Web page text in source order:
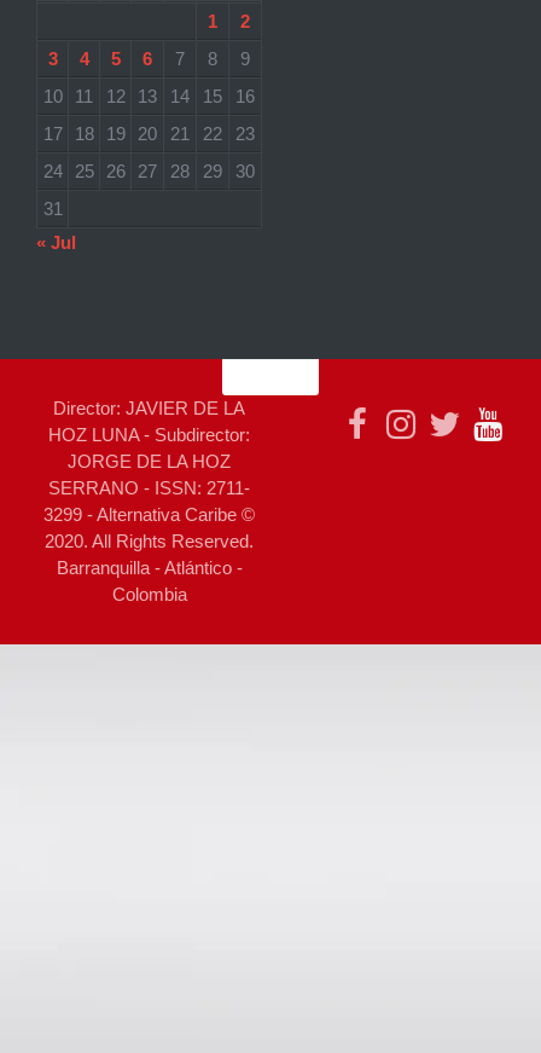
1
2
3
4 5 6 7 8
9
10
11 12 13 14 15
16
17
18 19 20 21 22
23
24
25 26 27 28 29
30
31
« Jul
Director: JAVIER DE LA
HOZ LUNA - Subdirector:
JORGE DE LA HOZ
SERRANO - ISSN: 2711-
3299 - Alternativa Caribe ©
2020. All Rights Reserved.
Barranquilla - Atlántico -
Colombia